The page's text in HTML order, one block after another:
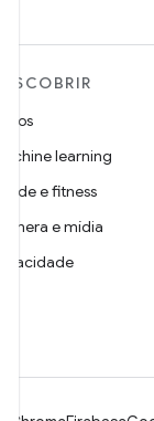
DESCOBRIR
Jogos
Machine learning
Saúde e fitness
Câmera e mídia
Privacidade